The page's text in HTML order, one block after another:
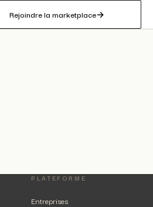
Rejoindre la marketplace→
PLATEFORME
Entreprises